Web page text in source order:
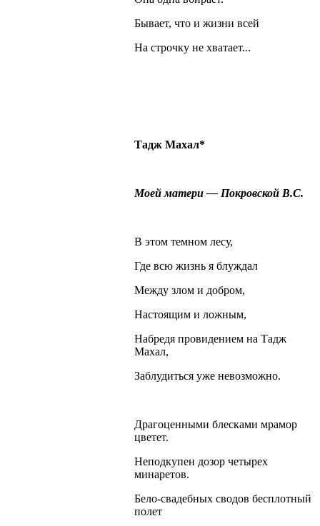
Бывает, что и жизни всей
На строчку не хватает...
Тадж Махал*
Моей матери — Покровской В.С.
В этом темном лесу,
Где всю жизнь я блуждал
Между злом и добром,
Настоящим и ложным,
Набредя провидением на Тадж
Махал,
Заблудиться уже невозможно.
Драгоценными блесками мрамор
цветет.
Неподкупен дозор четырех
минаретов.
Бело-свадебных сводов бесплотный
полет